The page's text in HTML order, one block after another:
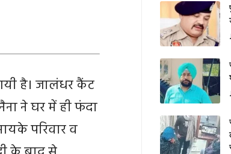
है। जालंधर कैंट
ने घर में ही फंदा
परिवार व